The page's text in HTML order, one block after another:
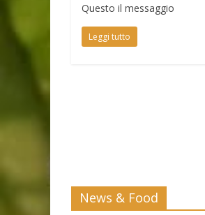
Questo il messaggio
Leggi tutto
News & Food